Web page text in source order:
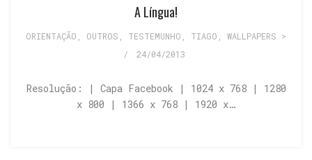
A Língua!
ORIENTAÇÃO OUTROS TESTEMUNHO TIAGO
WALLPAPERS >
/
24/04/2013
Resolução: | Capa Facebook | 1024 x 768 | 1280
x 800 | 1366 x 768 | 1920 x…